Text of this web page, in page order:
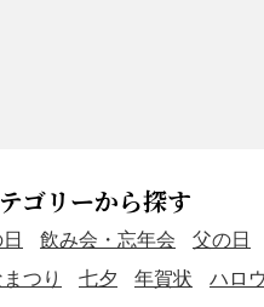
ゴリーから探す
飲み会・忘年会 父の日
つり 七夕 年賀状 ハロ